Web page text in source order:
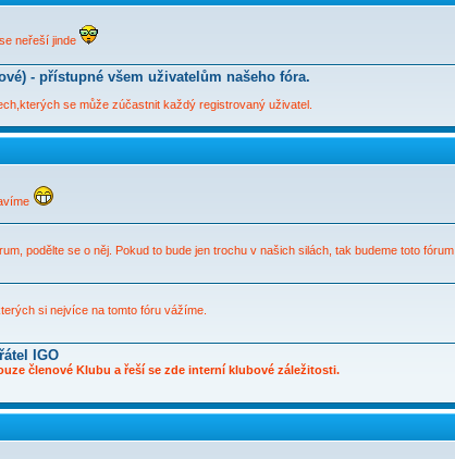
neřeší jinde
- přístupné všem uživatelům našeho fóra.
se může zúčastnit každý registrovaný uživatel.
podělte se o něj. Pokud to bude jen trochu v našich silách, tak budeme toto fórum
si nejvíce na tomto fóru vážíme.
IGO
členové Klubu a řeší se zde interní klubové záležitosti.